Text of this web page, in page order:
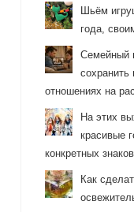
Шьём
года,
Семейный
сохранить
отношениях на
На этих
красивые
конкретных
Как